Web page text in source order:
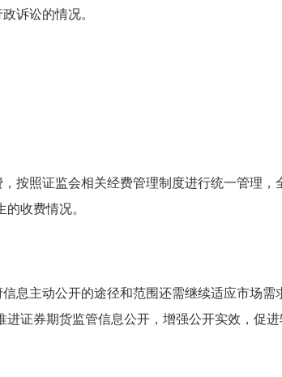
诉讼的情况。
按照证监会相关经费管理制度进行统一管理
收费情况。
息主动公开的途径和范围还需继续适应市场需
证券期货监管信息公开，增强公开实效，促进